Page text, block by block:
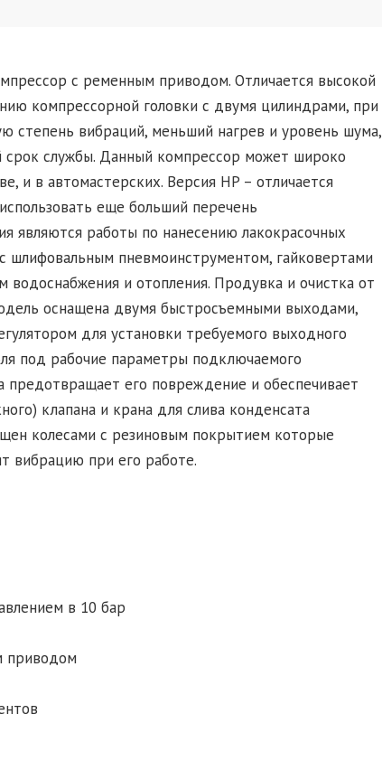
с ременным приводом. Отличается высокой
компрессорной головки с двумя цилиндрами, при
степень вибраций, меньший нагрев и уровень шума,
службы. Данный компрессор может широко
и в автомастерских. Версия HP – отличается
еще больший перечень
являются работы по нанесению лакокрасочных
шлифовальным пневмоинструментом, гайковертами
водоснабжения и отопления. Продувка и очистка от
оснащена двумя быстросъемными выходами,
для установки требуемого выходного
под рабочие параметры подключаемого
его повреждение и обеспечивает
клапана и крана для слива конденсата
колесами с резиновым покрытием которые
вибрацию при его работе.
в 10 бар
приводом